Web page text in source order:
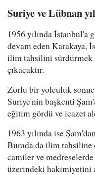
Suriye ve Lübnan
1956 yılında
devam eden Karakaya,
ilim tahsilini sürdürmek
çıkacaktır.
Zorlu bir yolculuk
Suriye'nin başkenti
eğitim gördü ve icazet
1963 yılında ise
Burada da ilim tahsiline
camiler ve
üzerindeki hakimiyetini